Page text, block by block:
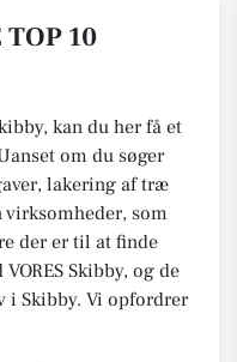
10
kan du her få et
om du søger
lakering af træ
som
der er til at finde
Skibby, og de
i Skibby. Vi opfordrer